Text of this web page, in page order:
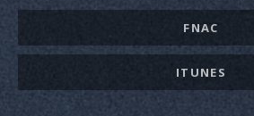
de
l'album
FNAC
ITUNES